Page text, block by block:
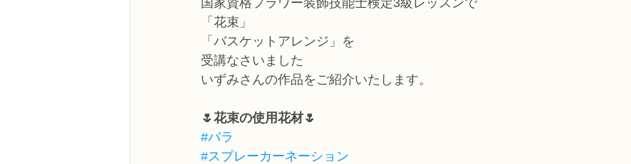
国家資格フラワー装飾技能士検定3級レッスンで
「花束」
「バスケットアレンジ」を
受講なさいました
いずみさんの作品をご紹介いたします。
🌷花束の使用花材🌷
#バラ
#スプレーカーネーション